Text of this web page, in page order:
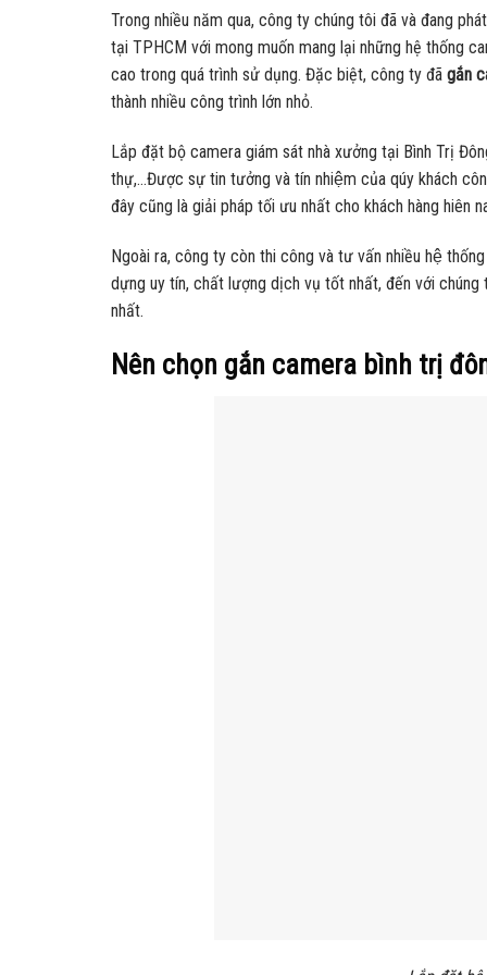
Trong nhiều năm qua, công ty chúng tôi đã và đang
tại TPHCM với mong muốn mang lại những hệ thống
cao trong quá trình sử dụng. Đặc biệt, công ty đã gắn
thành nhiều công trình lớn nhỏ.
Lắp đặt bộ camera giám sát nhà xưởng tại Bình Trị
thự,…Được sự tin tưởng và tín nhiệm của qúy khách
đây cũng là giải pháp tối ưu nhất cho khách hàng hiên
Ngoài ra, công ty còn thi công và tư vấn nhiều hệ
dựng uy tín, chất lượng dịch vụ tốt nhất, đến với
nhất.
Nên chọn gắn camera bình trị